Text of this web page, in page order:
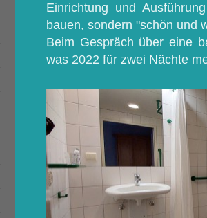
Einrichtung und
bauen, sondern "schön und
Beim Gespräch über eine
was 2022 für zwei Nächte